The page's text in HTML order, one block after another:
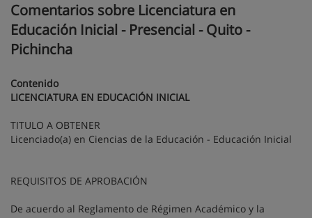
Comentarios sobre Licenciatura en
Educación Inicial - Presencial - Quito -
Pichincha
Contenido
LICENCIATURA EN EDUCACIÓN INICIAL
TITULO A OBTENER
Licenciado(a) en Ciencias de la Educación - Educación Inicial
REQUISITOS DE APROBACIÓN
De acuerdo al Reglamento de Régimen Académico y la